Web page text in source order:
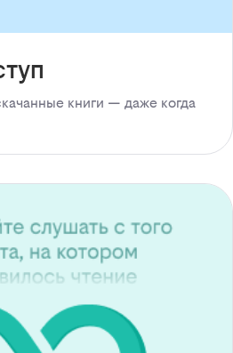
книги — даже когда